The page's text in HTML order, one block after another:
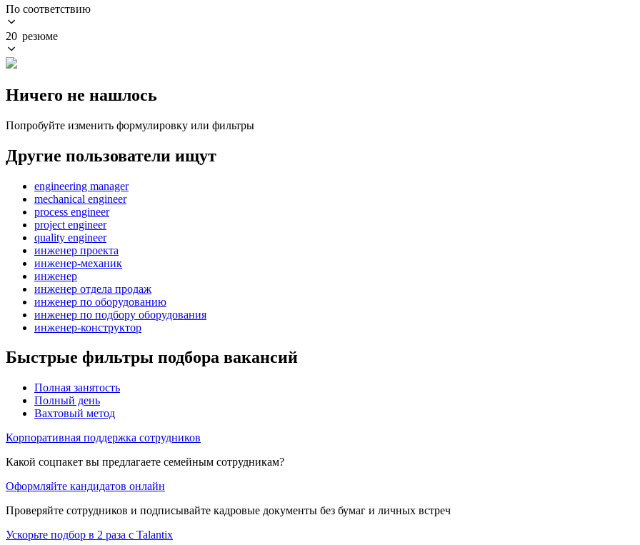
По соответствию
20 резюме
Ничего не нашлось
Попробуйте изменить формулировку или фильтры
Другие пользователи ищут
engineering manager
mechanical engineer
process engineer
project engineer
quality engineer
инженер проекта
инженер-механик
инженер
инженер отдела продаж
инженер по оборудованию
инженер по подбору оборудования
инженер-конструктор
Быстрые фильтры подбора вакансий
Полная занятость
Полный день
Вахтовый метод
Корпоративная поддержка сотрудников
Какой соцпакет вы предлагаете семейным сотрудникам?
Оформляйте кандидатов онлайн
Проверяйте сотрудников и подписывайте кадровые документы без бумаг и личных встреч
Ускорьте подбор в 2 раза с Talantix